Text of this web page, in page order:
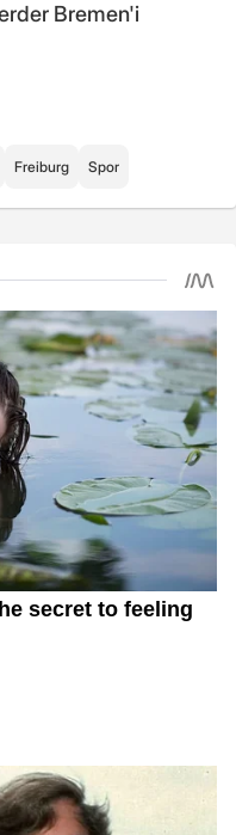
Bremen'i
Freiburg Spor